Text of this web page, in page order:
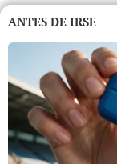
ANTES DE IRSE